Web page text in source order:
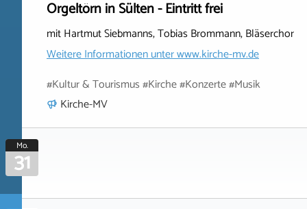
Orgeltörn in Sülten - Eintritt frei
mit Hartmut Siebmanns, Tobias Brommann, Bläserchor
Weitere Informationen unterwww.kirche-mv.de
#Kultur & Tourismus #Kirche #Konzerte #Musik
Kirche-MV
Mo.
31